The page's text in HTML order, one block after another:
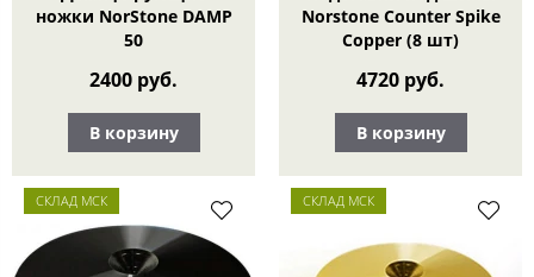
ножки NorStone DAMP
50
2400 руб.
В корзину
Norstone Counter Spike
Copper (8 шт)
4720 руб.
В корзину
СКЛАД МСК СКЛАД МСК